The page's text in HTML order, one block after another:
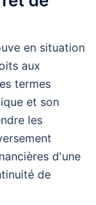
en situation
aux
termes
et son
les
d'une
de